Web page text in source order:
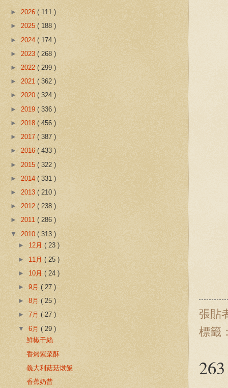
張貼
標籤
► 2026 ( 111 )
► 2025 ( 188 )
► 2024 ( 174 )
► 2023 ( 268 )
► 2022 ( 299 )
► 2021 ( 362 )
► 2020 ( 324 )
► 2019 ( 336 )
► 2018 ( 456 )
► 2017 ( 387 )
► 2016 ( 433 )
► 2015 ( 322 )
► 2014 ( 331 )
► 2013 ( 210 )
► 2012 ( 238 )
► 2011 ( 286 )
▼ 2010 ( 313 )
► 12月( 23 )
► 11月( 25 )
► 10月( 24 )
►9月( 27 )
►8月( 25 )
►7月( 27 )
▼6月( 29 )
鮮椒干絲
香烤紫菜酥
義大利菇菇燉飯
香蕉奶昔